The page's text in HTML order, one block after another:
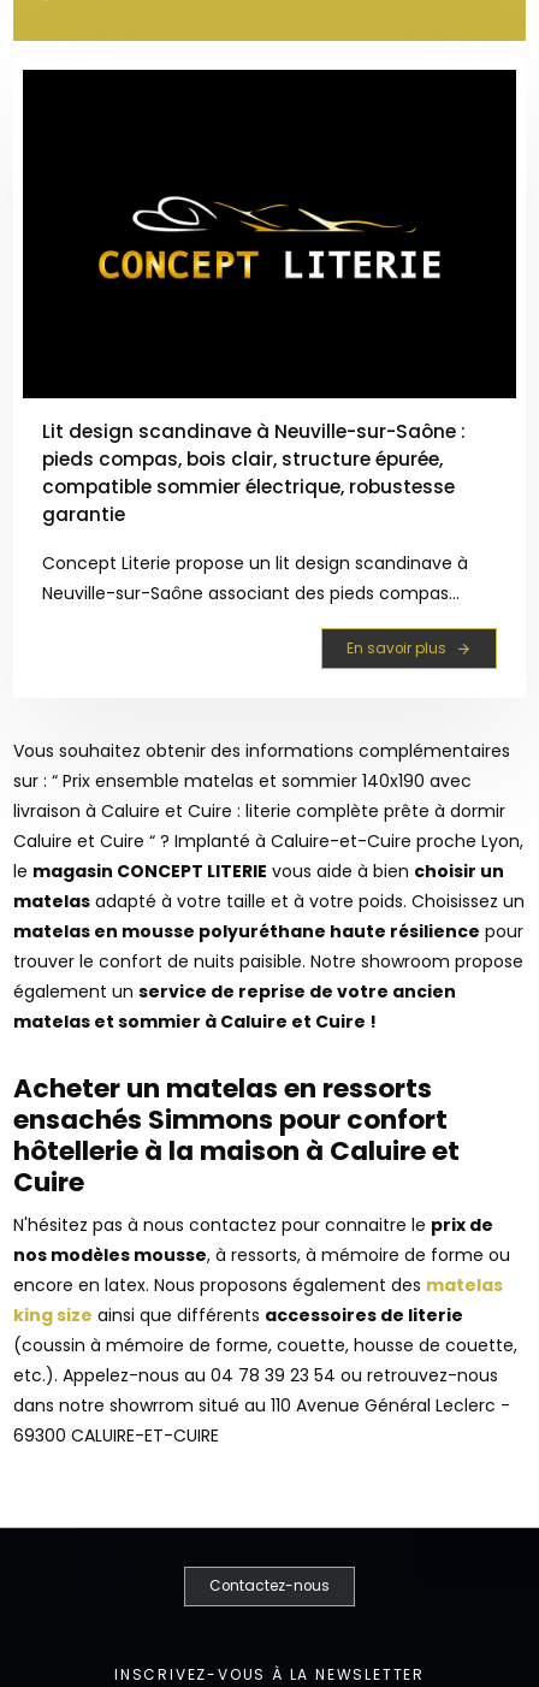
Lit design scandinave à Neuville-sur-Saône :
pieds compas, bois clair, structure épurée,
compatible sommier électrique, robustesse
garantie
Concept Literie propose un lit design scandinave à
Neuville-sur-Saône associant des pieds compas
iconiques à une structure épurée en bois clair. Ce
mobilier haut de gamme offre une robustesse
En savoir plus
Vous souhaitez obtenir des informations complémentaires
sur : “ Prix ensemble matelas et sommier 140x190 avec
livraison à Caluire et Cuire : literie complète prête à dormir
Caluire et Cuire “ ? Implanté à Caluire-et-Cuire proche Lyon,
le magasin CONCEPT LITERIE vous aide à bien choisir un
matelas adapté à votre taille et à votre poids. Choisissez un
matelas en mousse polyuréthane haute résilience pour
trouver le confort de nuits paisible. Notre showroom propose
également unservice de reprise de votre ancien
matelas et sommier à Caluire et Cuire !
Acheter un matelas en ressorts
ensachés Simmons pour confort
hôtellerie à la maison à Caluire et
Cuire
N'hésitez pas à nous contactez pour connaitre le prix de
nos modèles mousse, à ressorts, à mémoire de forme ou
encore en latex. Nous proposons également des matelas
king size ainsi que différents accessoires de literie
(coussin à mémoire de forme, couette, housse de couette,
etc.). Appelez-nous au 04 78 39 23 54 ou retrouvez-nous
dans notre showrrom situé au 110 Avenue Général Leclerc -
69300 CALUIRE-ET-CUIRE
Contactez-nous
INSCRIVEZ-VOUS À LA NEWSLETTER